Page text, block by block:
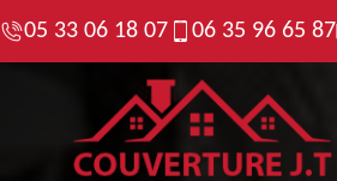
05 33 06 18 07 06 35 96 65 87